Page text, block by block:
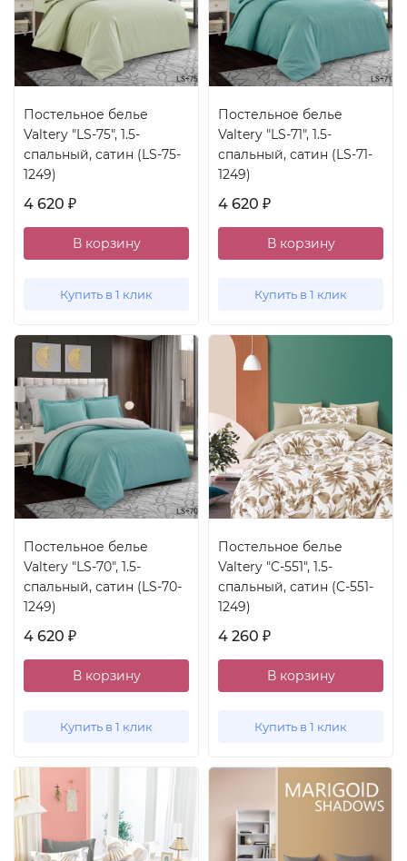
Постельное белье
Valtery "LS-75", 1.5-
спальный, сатин (LS-75-
1249)
4 620 ₽
В корзину
Купить в 1 клик
Постельное белье
Valtery "LS-71", 1.5-
спальный, сатин (LS-71-
1249)
4 620 ₽
В корзину
Купить в 1 клик
Постельное белье
Valtery "LS-70", 1.5-
спальный, сатин (LS-70-
1249)
4 620 ₽
В корзину
Купить в 1 клик
Постельное белье
Valtery "C-551", 1.5-
спальный, сатин (C-551-
1249)
4 260 ₽
В корзину
Купить в 1 клик